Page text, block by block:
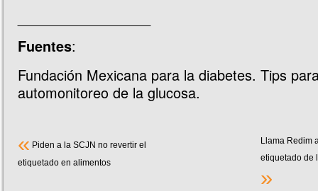
Fuentes:
Fundación Mexicana para la diabetes. Tips
automonitoreo de la glucosa.
Llama Redim
etiquetado de
»
« Piden a la SCJN no revertir el
etiquetado en alimentos